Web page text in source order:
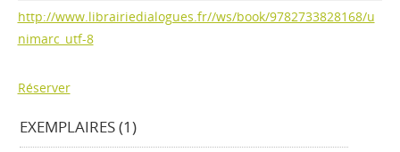
http://www.librairiedialogues.fr//ws/book/9782733828168/u
nimarc_utf-8
Réserver
EXEMPLAIRES (1)